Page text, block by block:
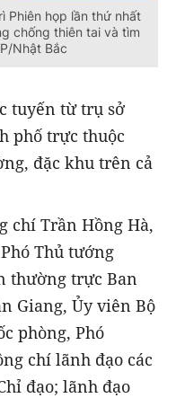
Phiên họp lần thứ nhất
chống thiên tai và tìm
Nhật Bắc
tuyến từ trụ sở
phố trực thuộc
đặc khu trên cả
chí Trần Hồng Hà,
Thủ tướng
thường trực Ban
Giang, Ủy viên Bộ
phòng, Phó
chí lãnh đạo các
đạo; lãnh đạo